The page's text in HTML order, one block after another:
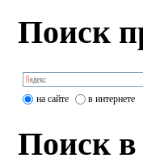
Поиск
на сайте в интернете
Поиск в